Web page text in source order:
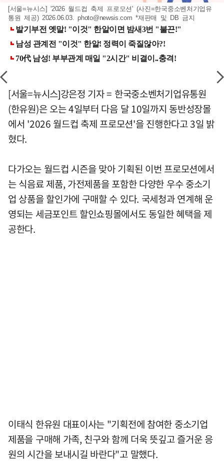
[서울=뉴시스] '2026 월드컵 축제 프로모션' (사진=한국중소벤처기업유
통원 제공) 2026.06.03.photo@newsis.com *재판매 및 DB 금지
[서울=뉴시스]강은정 기자 = 한국중소벤처기업유통원
(한유원)은 오는 4일부터 다음 달 10일까지 동반성장몰
에서 '2026 월드컵 축제 프로모션'을 진행한다고 3일 밝
혔다.
다가오는 월드컵 시즌을 맞아 기획된 이번 프로모션에서
는 식음료 제품, 가전제품을 포함한 다양한 우수 중소기
업 상품을 할인가에 구매할 수 있다. 국세청과 연계해 운
영되는 세금포인트 할인쇼핑몰에서도 동일한 혜택을 제
공한다.
이태식 한유원 대표이사는 "기획전에 참여한 중소기업
제품을 구매해 가족, 친구와 함께 더욱 뜻깊고 즐거운 응
원의 시간을 보내시길 바란다"고 말했다.